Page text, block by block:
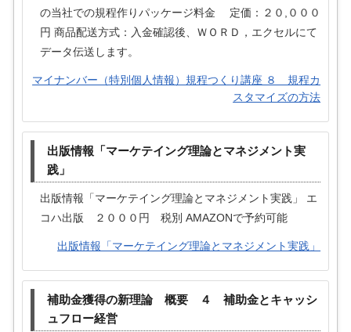
の当社での規程作りパッケージ料金 定価：２０,０００
円 商品配送方式：入金確認後、ＷＯＲＤ，エクセルにて
データ伝送します。
マイナンバー（特別個人情報）規程つくり講座 ８ 規程カ
スタマイズの方法
出版情報「マーケテイング理論とマネジメント実
践」
出版情報「マーケテイング理論とマネジメント実践」 エ
コハ出版 ２０００円 税別 AMAZONで予約可能
出版情報「マーケテイング理論とマネジメント実践」
補助金獲得の新理論 概要 ４ 補助金とキャッシ
ュフロー経営